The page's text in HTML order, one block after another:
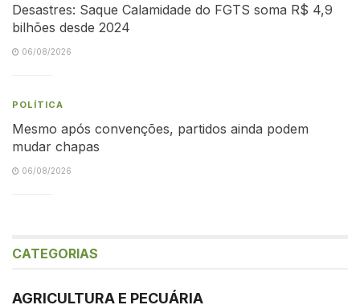
Desastres: Saque Calamidade do FGTS soma R$ 4,9
bilhões desde 2024
06/08/2026
POLÍTICA
Mesmo após convenções, partidos ainda podem
mudar chapas
06/08/2026
CATEGORIAS
AGRICULTURA E PECUÁRIA